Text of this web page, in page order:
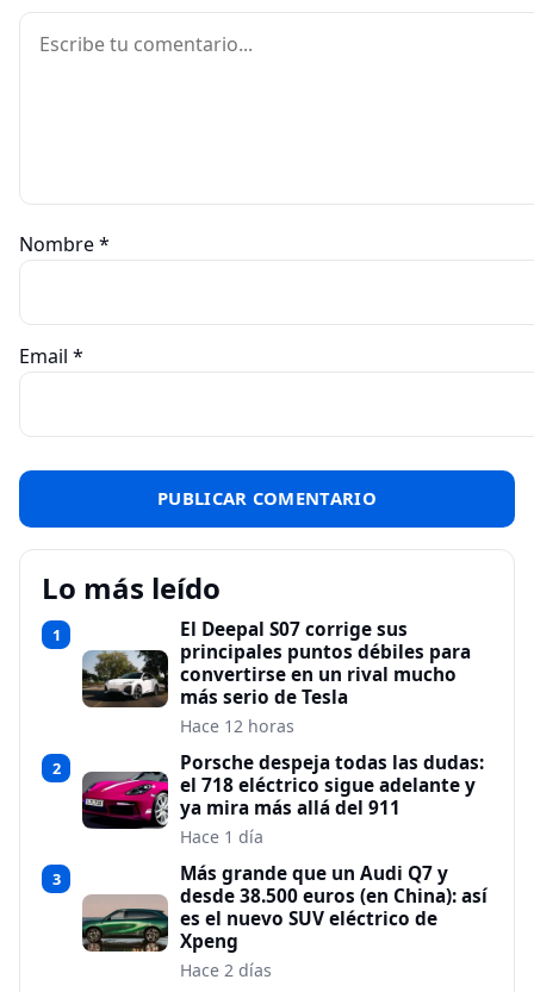
Comentario
Nombre*
Email *
Lo más leído
1
El Deepal S07 corrige sus
principales puntos débiles para
convertirse en un rival mucho
más serio de Tesla
Hace 12 horas
2
Porsche despeja todas las dudas:
el 718 eléctrico sigue adelante y
ya mira más allá del 911
Hace 1 día
3
Más grande que un Audi Q7 y
desde 38.500 euros (en China): así
es el nuevo SUV eléctrico de
Xpeng
Hace 2 días